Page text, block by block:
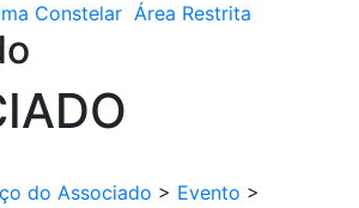
Constelar Área Restrita
do Associado > Evento >